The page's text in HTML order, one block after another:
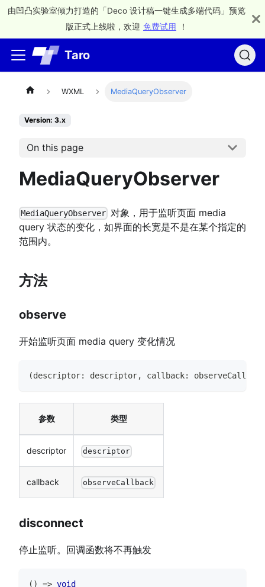
由凹凸实验室倾力打造的「Deco 设计稿一键生成多端代码」预览
版正式上线啦，欢迎 免费试用 ！
Taro
WXML MediaQueryObserver
Version: 3.x
On this page
MediaQueryObserver
MediaQueryObserver 对象，用于监听页面 media
query 状态的变化，如界面的长宽是不是在某个指定的
范围内。
方法
observe
开始监听页面 media query 变化情况
(descriptor: descriptor, callback: observeCallback
参数 类型
descriptor descriptor
callback observeCallback
disconnect
停止监听。回调函数将不再触发
( ) => void